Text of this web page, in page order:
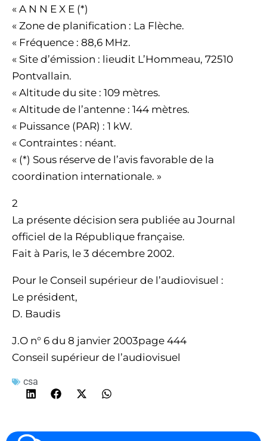
« A N N E X E (*)
« Zone de planification : La Flèche.
« Fréquence : 88,6 MHz.
« Site d’émission : lieudit L’Hommeau, 72510
Pontvallain.
« Altitude du site : 109 mètres.
« Altitude de l’antenne : 144 mètres.
« Puissance (PAR) : 1 kW.
« Contraintes : néant.
« (*) Sous réserve de l’avis favorable de la
coordination internationale. »
2
La présente décision sera publiée au Journal
officiel de la République française.
Fait à Paris, le 3 décembre 2002.
Pour le Conseil supérieur de l’audiovisuel :
Le président,
D. Baudis
J.O n° 6 du 8 janvier 2003page 444
Conseil supérieur de l’audiovisuel
csa